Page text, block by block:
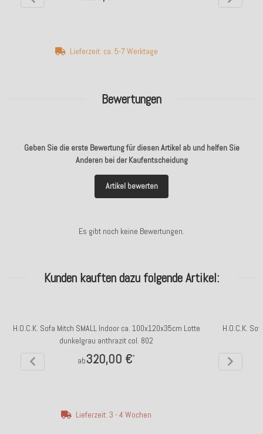
Bewertungen
Geben Sie die erste Bewertung für diesen Artikel ab und helfen Sie
Anderen bei der Kaufentscheidung
Artikel bewerten
Es gibt noch keine Bewertungen.
Lieferzeit: ca. 5-7 Werktage
Kunden kauften dazu folgende Artikel:
H.O.C.K. Sofa Mitch SMALL Indoor ca. 100x120x35cm Lotte
dunkelgrau anthrazit col. 802
ab320,00 €*
Lieferzeit: 3 - 4 Wochen
H.O.C.K.